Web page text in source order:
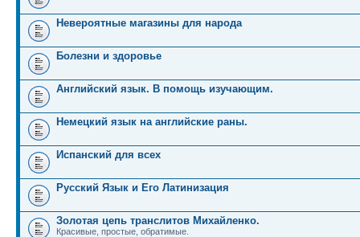
Невероятные магазины для народа
Болезни и здоровье
Английский язык. В помощь изучающим.
Немецкий язык на английские раны.
Испанский для всех
Русский Язык и Его Латинизация
Золотая цепь транслитов Михайленко.
Красивые, простые, обратимые.